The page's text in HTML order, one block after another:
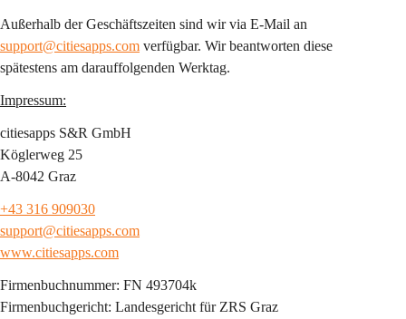
Außerhalb der Geschäftszeiten sind wir via E-Mail an
support@citiesapps.com verfügbar. Wir beantworten diese
spätestens am darauffolgenden Werktag.
Impressum:
citiesapps S&R GmbH
Köglerweg 25
A-8042 Graz
+43 316 909030
support@citiesapps.com
www.citiesapps.com
Firmenbuchnummer: FN 493704k
Firmenbuchgericht: Landesgericht für ZRS Graz